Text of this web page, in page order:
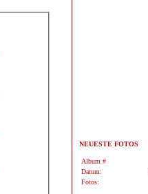
NEUESTE FOTOS
Album #
Datum:
Fotos: